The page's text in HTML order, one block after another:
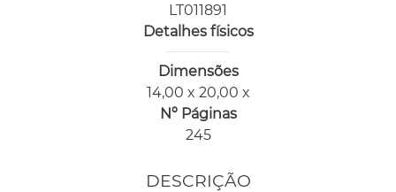
LT011891
Detalhes físicos
Dimensões
14,00 x 20,00 x
Nº Páginas
245
DESCRIÇÃO